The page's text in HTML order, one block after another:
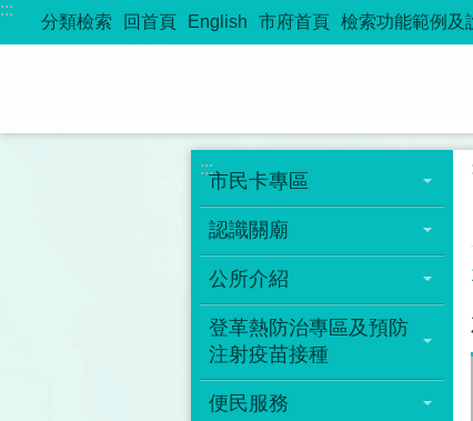
跳到主要內容區塊
:::
分類檢索 回首頁 English 市府首頁 檢索功能範例及
:::
市民卡專區
認識關廟
公所介紹
登革熱防治專區及預防
注射疫苗接種
便民服務